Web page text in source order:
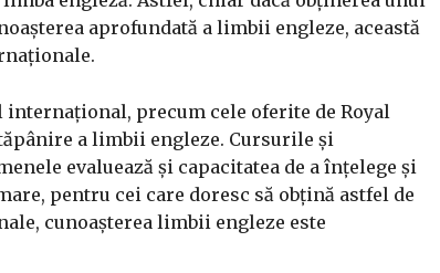
aprofundată a limbii engleze, această
precum cele oferite de Royal
a limbii engleze. Cursurile și
evaluează și capacitatea de a înțelege și
pentru cei care doresc să obțină astfel de
cunoașterea limbii engleze este